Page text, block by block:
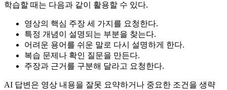
학습할 때는 다음과 같이 활용할 수 있다.
영상의 핵심 주장 세 가지를 요청한다.
특정 개념이 설명되는 부분을 찾는다.
어려운 용어를 쉬운 말로 다시 설명하게 한다.
복습 문제나 확인 질문을 만든다.
주장과 근거를 구분해 달라고 요청한다.
AI 답변은 영상 내용을 잘못 요약하거나 중요한 조건을 생략